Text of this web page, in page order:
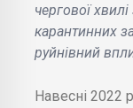
чергової
карантинних
руйнівний
Навесні 2022